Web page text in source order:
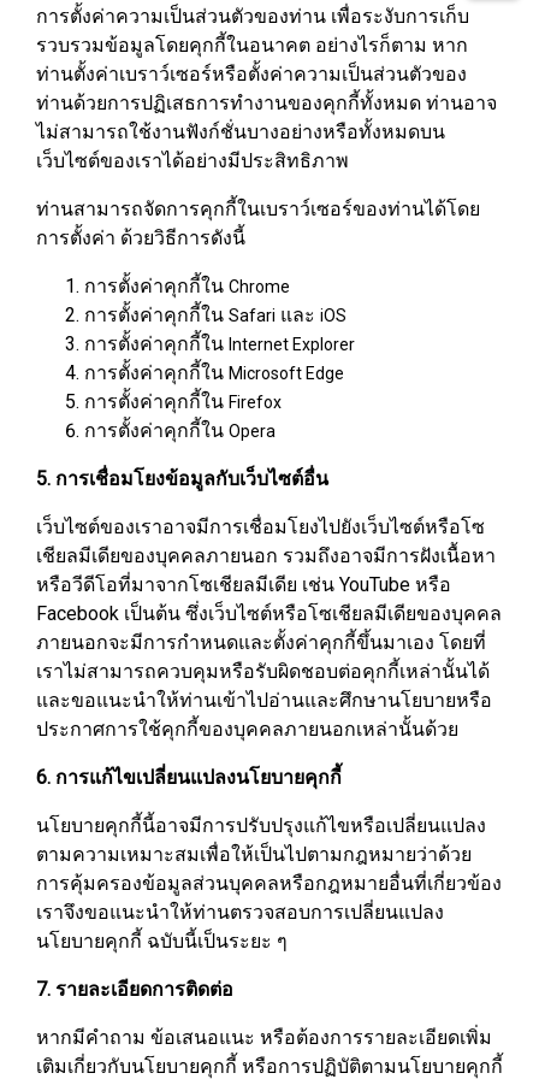
การตั้งค่าความเป็นส่วนตัวของท่าน เพื่อระงับการเก็บ
รวบรวมข้อมูลโดยคุกกี้ในอนาคต อย่างไรก็ตาม หาก
ท่านตั้งค่าเบราว์เซอร์หรือตั้งค่าความเป็นส่วนตัวของ
ท่านด้วยการปฏิเสธการทำงานของคุกกี้ทั้งหมด ท่านอาจ
ไม่สามารถใช้งานฟังก์ชั่นบางอย่างหรือทั้งหมดบน
เว็บไซต์ของเราได้อย่างมีประสิทธิภาพ
ท่านสามารถจัดการคุกกี้ในเบราว์เซอร์ของท่านได้โดย
การตั้งค่า ด้วยวิธีการดังนี้
การตั้งค่าคุกกี้ใน Chrome
การตั้งค่าคุกกี้ใน Safari และ iOS
การตั้งค่าคุกกี้ใน Internet Explorer
การตั้งค่าคุกกี้ใน Microsoft Edge
การตั้งค่าคุกกี้ใน Firefox
การตั้งค่าคุกกี้ใน Opera
5. การเชื่อมโยงข้อมูลกับเว็บไซต์อื่น
เว็บไซต์ของเราอาจมีการเชื่อมโยงไปยังเว็บไซต์หรือโซ
เชียลมีเดียของบุคคลภายนอก รวมถึงอาจมีการฝังเนื้อหา
หรือวีดีโอที่มาจากโซเชียลมีเดีย เช่น YouTube หรือ
Facebook เป็นต้น ซึ่งเว็บไซต์หรือโซเชียลมีเดียของบุคคล
ภายนอกจะมีการกำหนดและตั้งค่าคุกกี้ขึ้นมาเอง โดยที่
เราไม่สามารถควบคุมหรือรับผิดชอบต่อคุกกี้เหล่านั้นได้
และขอแนะนำให้ท่านเข้าไปอ่านและศึกษานโยบายหรือ
ประกาศการใช้คุกกี้ของบุคคลภายนอกเหล่านั้นด้วย
6. การแก้ไขเปลี่ยนแปลงนโยบายคุกกี้
นโยบายคุกกี้นี้อาจมีการปรับปรุงแก้ไขหรือเปลี่ยนแปลง
ตามความเหมาะสมเพื่อให้เป็นไปตามกฎหมายว่าด้วย
การคุ้มครองข้อมูลส่วนบุคคลหรือกฎหมายอื่นที่เกี่ยวข้อง
เราจึงขอแนะนำให้ท่านตรวจสอบการเปลี่ยนแปลง
นโยบายคุกกี้ ฉบับนี้เป็นระยะ ๆ
7. รายละเอียดการติดต่อ
หากมีคำถาม ข้อเสนอแนะ หรือต้องการรายละเอียดเพิ่ม
เติมเกี่ยวกับนโยบายคุกกี้ หรือการปฏิบัติตามนโยบายคุกกี้